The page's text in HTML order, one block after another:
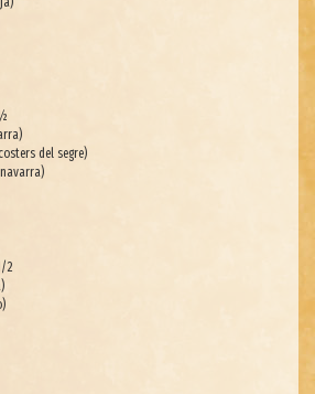
del segre)
2